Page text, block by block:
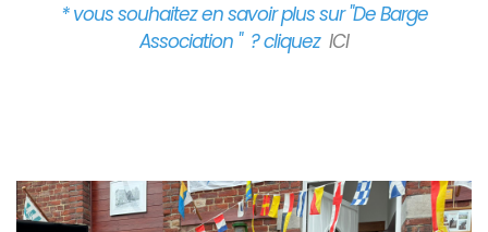
* vous souhaitez en savoir plus sur "De Barge
Association " ? cliquez ICI
Branding
ARMCHAIR